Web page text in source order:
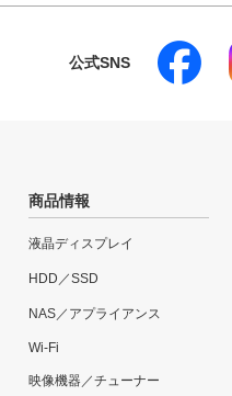
公式SNS
商品情報
液晶ディスプレイ
HDD／SSD
NAS／アプライアンス
Wi-Fi
映像機器／チューナー